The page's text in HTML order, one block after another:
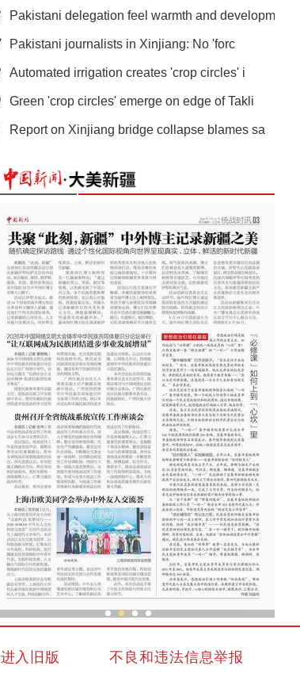
万余台现代农机亮相新疆国际农业机械博览会
Pakistani delegation feel warmth and developm
Pakistani journalists in Xinjiang: No 'forc
Automated irrigation creates 'crop circles' i
Green 'crop circles' emerge on edge of Takli
Report on Xinjiang bridge collapse blames sa
进入旧版 不良和违法信息举报